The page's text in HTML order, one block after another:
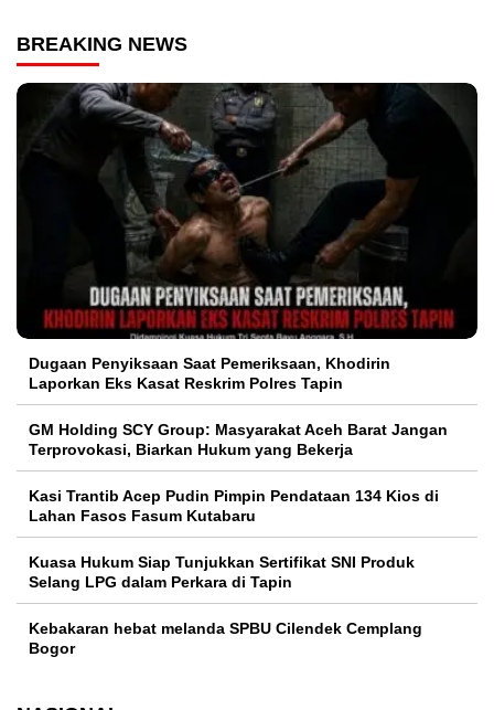
BREAKING NEWS
Dugaan Penyiksaan Saat Pemeriksaan, Khodirin
Laporkan Eks Kasat Reskrim Polres Tapin
GM Holding SCY Group: Masyarakat Aceh Barat Jangan
Terprovokasi, Biarkan Hukum yang Bekerja
Kasi Trantib Acep Pudin Pimpin Pendataan 134 Kios di
Lahan Fasos Fasum Kutabaru
Kuasa Hukum Siap Tunjukkan Sertifikat SNI Produk
Selang LPG dalam Perkara di Tapin
Kebakaran hebat melanda SPBU Cilendek Cemplang
Bogor